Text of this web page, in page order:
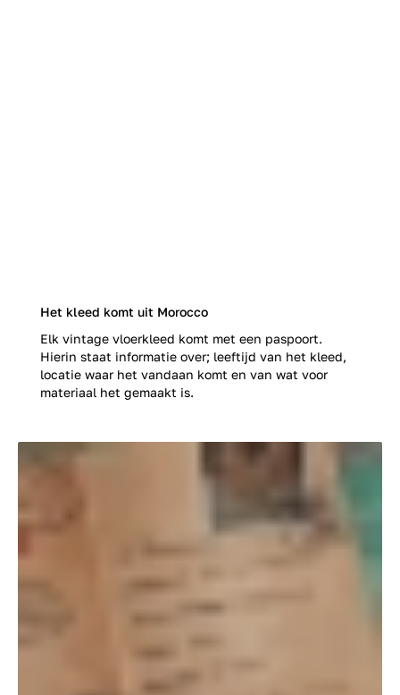
Het kleed komt uit Morocco
Elk vintage vloerkleed komt met een paspoort.
Hierin staat informatie over; leeftijd van het kleed,
locatie waar het vandaan komt en van wat voor
materiaal het gemaakt is.